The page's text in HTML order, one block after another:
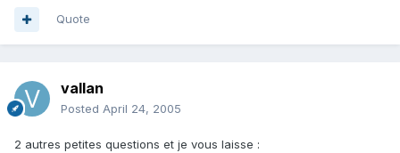
Quote
vallan
Posted April 24, 2005
2 autres petites questions et je vous laisse :